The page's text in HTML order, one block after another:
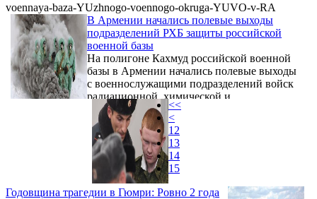
voennaya-baza-YUzhnogo-voennogo-okruga-YUVO-v-RA
В Армении начались полевые выходы
подразделений РХБ защиты российской
военной базы
На полигоне Кахмуд российской военной
базы в Армении начались полевые выходы
с военнослужащими подразделений войск
радиационной, химической и
биологической (РХБ) защиты. Об этом
сообщает пресс-служба Южного военного
округа.
Годовщина трагедии в Гюмри: Ровно 2 года
<<
<
12
13
14
15